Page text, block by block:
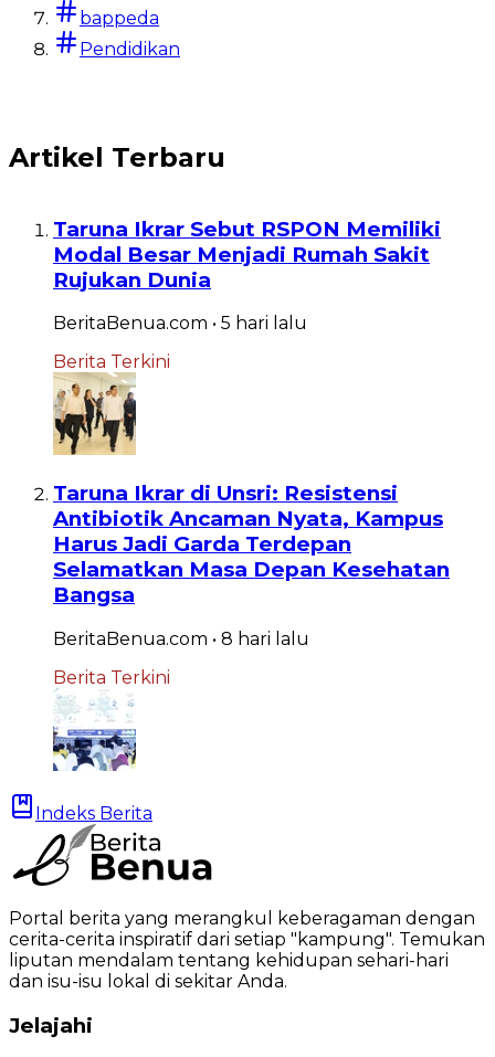
bappeda
Pendidikan
Artikel Terbaru
Taruna Ikrar Sebut RSPON Memiliki
Modal Besar Menjadi Rumah Sakit
Rujukan Dunia
BeritaBenua.com • 5 hari lalu
Berita Terkini
Taruna Ikrar di Unsri: Resistensi
Antibiotik Ancaman Nyata, Kampus
Harus Jadi Garda Terdepan
Selamatkan Masa Depan Kesehatan
Bangsa
BeritaBenua.com • 8 hari lalu
Berita Terkini
Indeks Berita
Portal berita yang merangkul keberagaman dengan
cerita-cerita inspiratif dari setiap "kampung". Temukan
liputan mendalam tentang kehidupan sehari-hari
dan isu-isu lokal di sekitar Anda.
Jelajahi